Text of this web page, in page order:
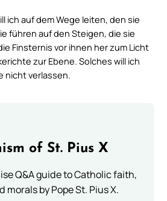
ich auf dem Wege leiten, den sie
führen auf den Steigen, die sie
Finsternis vor ihnen her zum Licht
zur Ebene. Solches will ich
nicht verlassen.
of St. Pius X
Q&A guide to Catholic faith,
morals by Pope St. Pius X.